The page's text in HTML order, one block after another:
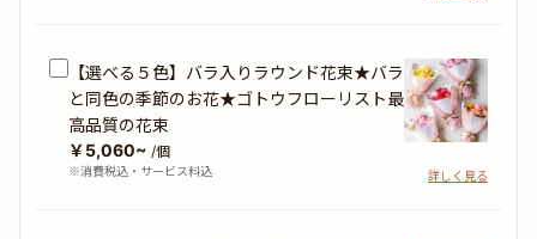
【選べる５色】バラ入りラウンド花束★バラ
と同色の季節のお花★ゴトウフローリスト最
高品質の花束
￥5,060~ /個
※消費税込・サービス料込
詳しく見る